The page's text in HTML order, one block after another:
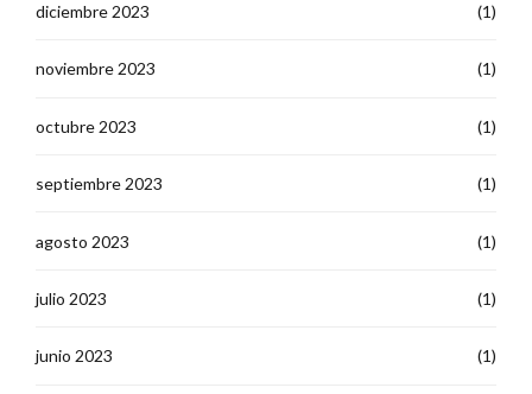
diciembre 2023 (1)
noviembre 2023 (1)
octubre 2023 (1)
septiembre 2023 (1)
agosto 2023 (1)
julio 2023 (1)
junio 2023 (1)